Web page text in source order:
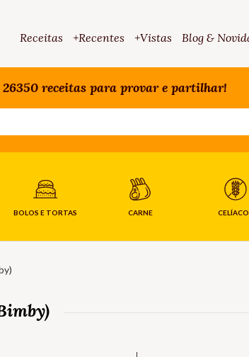
Receitas +Recentes +Vistas Blog &
receitas para provar e partilhar!
BOLOS E TORTAS CARNE